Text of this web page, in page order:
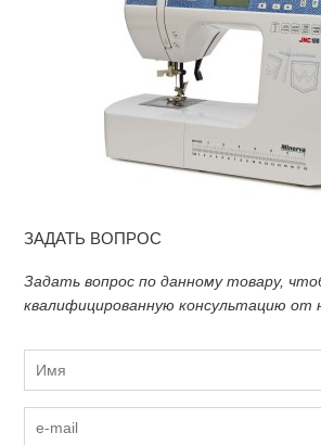
ЗАДАТЬ ВОПРОС
Задать вопрос по данному товару,
квалифицированную консультацию от